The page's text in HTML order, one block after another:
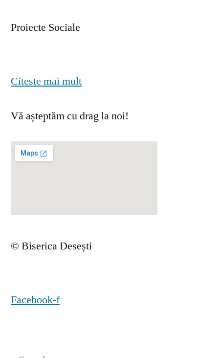
Proiecte Sociale
Citeste mai mult
Vă așteptăm cu drag la noi!
© Biserica Desești
Facebook-f